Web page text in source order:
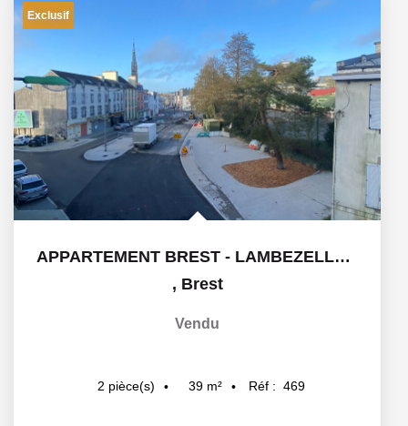
Exclusif
APPARTEMENT BREST - LAMBEZELLEC - 2 pièce(s) 38.65 m2
, Brest
Vendu
2 pièce(s) 39 m² Réf : 469